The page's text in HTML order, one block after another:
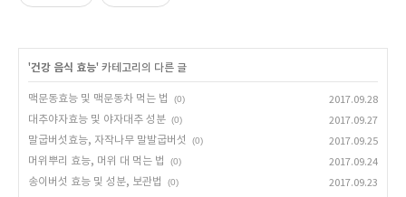
'건강 음식 효능' 카테고리의 다른 글
맥문동효능 및 맥문동차 먹는 법 (0)
2017.09.28
대추야자효능 및 야자대추 성분 (0)
2017.09.27
말굽버섯효능, 자작나무 말발굽버섯
(0)
2017.09.25
머위뿌리 효능, 머위 대 먹는 법
(0)
2017.09.24
송이버섯 효능 및 성분, 보관법
(0) 2017.09.23